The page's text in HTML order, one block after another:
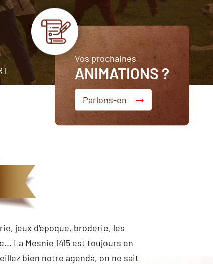
Vos prochaines
ANIMATIONS ?
Parlons-en
jeux d'époque, broderie, les
La Mesnie 1415 est toujours en
bien notre agenda, on ne sait